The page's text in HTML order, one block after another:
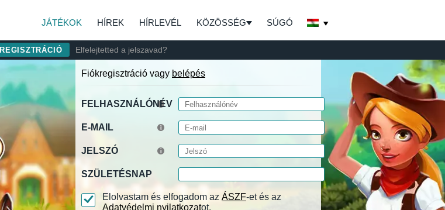
JÁTÉKOK HÍREK HÍRLEVÉL KÖZÖSSÉG SÚGÓ
REGISZTRÁCIÓ Elfelejtetted a jelszavad?
Fiókregisztráció vagy belépés
FELHASZNÁLÓNÉV
E-MAIL
JELSZÓ
SZÜLETÉSNAP
Elolvastam és elfogadom az ÁSZF-et és az
Adatvédelmi nyilatkozatot.